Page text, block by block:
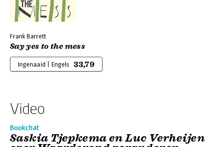
Frank Barrett
Say yes to the mess
Ingenaaid | Engels 33,79
Video
Bookchat
Saskia Tjepkema en Luc Verheijen